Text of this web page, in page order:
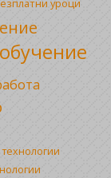
уроци
обучение